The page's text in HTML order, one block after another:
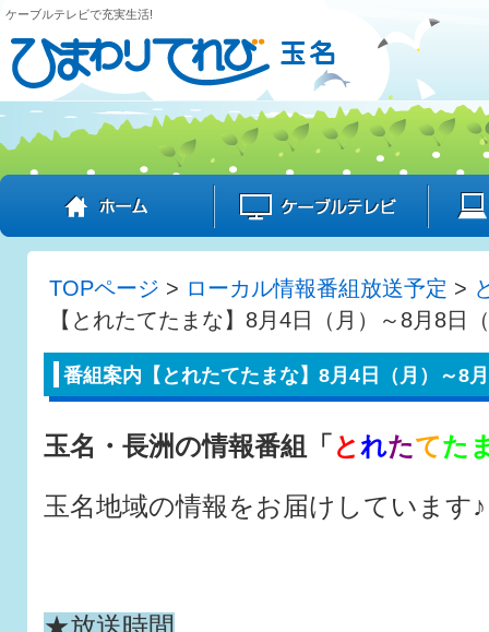
ケーブルテレビで充実生活!
ホーム ケーブ
TOPページ > ローカル情報番組放送予定 >
【とれたてたまな】8月4日（月）～8月8日
番組案内【とれたてたまな】8月4日（月）～8
玉名・長洲の情報番組「 とれたてた
玉名地域の情報をお届けしています♪